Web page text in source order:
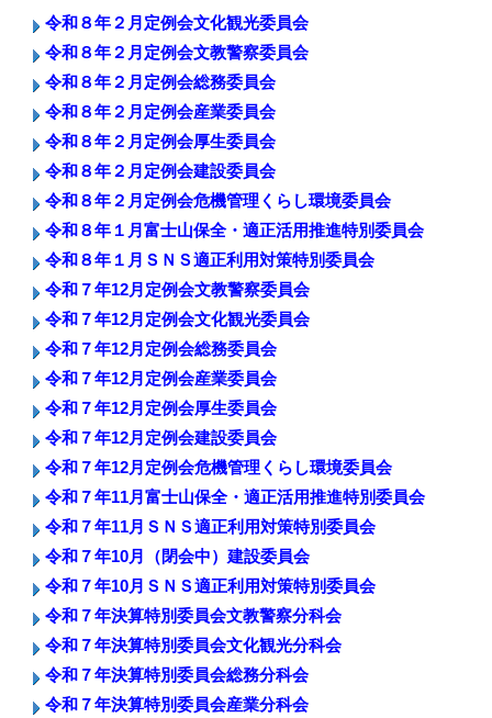
令和８年２月定例会文化観光委員会
令和８年２月定例会文教警察委員会
令和８年２月定例会総務委員会
令和８年２月定例会産業委員会
令和８年２月定例会厚生委員会
令和８年２月定例会建設委員会
令和８年２月定例会危機管理くらし環境委員会
令和８年１月富士山保全・適正活用推進特別委員会
令和８年１月ＳＮＳ適正利用対策特別委員会
令和７年12月定例会文教警察委員会
令和７年12月定例会文化観光委員会
令和７年12月定例会総務委員会
令和７年12月定例会産業委員会
令和７年12月定例会厚生委員会
令和７年12月定例会建設委員会
令和７年12月定例会危機管理くらし環境委員会
令和７年11月富士山保全・適正活用推進特別委員会
令和７年11月ＳＮＳ適正利用対策特別委員会
令和７年10月（閉会中）建設委員会
令和７年10月ＳＮＳ適正利用対策特別委員会
令和７年決算特別委員会文教警察分科会
令和７年決算特別委員会文化観光分科会
令和７年決算特別委員会総務分科会
令和７年決算特別委員会産業分科会